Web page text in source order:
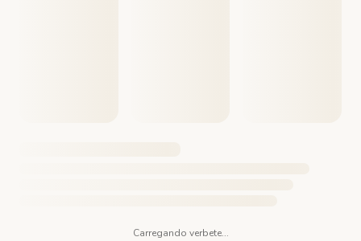
Carregando verbete...